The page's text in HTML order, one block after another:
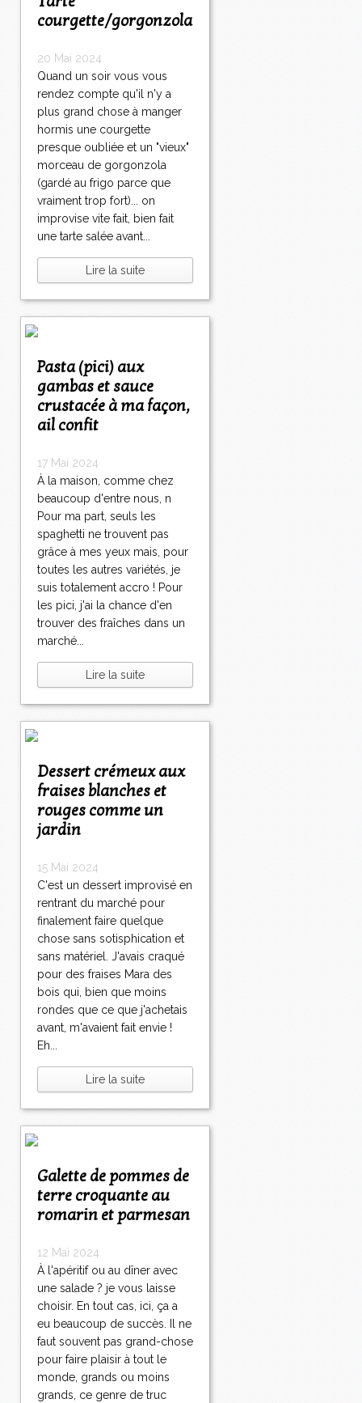
courgette/gorgonzola
20 Mai 2024
Quand un soir vous vous
rendez compte qu'il n'y a
plus grand chose à manger
hormis une courgette
presque oubliée et un "vieux"
morceau de gorgonzola
(gardé au frigo parce que
vraiment trop fort)... on
improvise vite fait, bien fait
une tarte salée avant...
Lire la suite
Pasta (pici) aux
gambas et sauce
crustacée à ma façon,
ail confit
17 Mai 2024
À la maison, comme chez
beaucoup d'entre nous, n
Pour ma part, seuls les
spaghetti ne trouvent pas
grâce à mes yeux mais, pour
toutes les autres variétés, je
suis totalement accro ! Pour
les pici, j'ai la chance d'en
trouver des fraîches dans un
marché...
Lire la suite
Dessert crémeux aux
fraises blanches et
rouges comme un
jardin
15 Mai 2024
C'est un dessert improvisé en
rentrant du marché pour
finalement faire quelque
chose sans sotisphication et
sans matériel. J'avais craqué
pour des fraises Mara des
bois qui, bien que moins
rondes que ce que j'achetais
avant, m'avaient fait envie !
Eh...
Lire la suite
Galette de pommes de
terre croquante au
romarin et parmesan
12 Mai 2024
À l'apéritif ou au dîner avec
une salade ? je vous laisse
choisir. En tout cas, ici, ça a
eu beaucoup de succès. Il ne
faut souvent pas grand-chose
pour faire plaisir à tout le
monde, grands ou moins
grands, ce genre de truc